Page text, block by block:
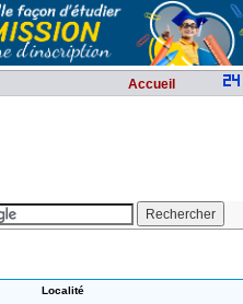
Accueil
Localité